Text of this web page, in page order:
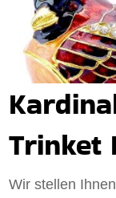
Trinket
Wir stellen